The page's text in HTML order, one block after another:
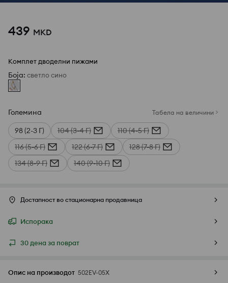
439 MKD
Комплет дводелни пижами
Боја: светло сино
Големина Табела на величини
98 (2-3 Г) 104 (3-4 Г)
110 (4-5 Г)
116 (5-6 Г)
122 (6-7 Г)
128 (7-8 Г)
134 (8-9 Г)
140 (9-10 Г)
Достапност во стационарна продавница
Испорака
30 дена за поврат
Опис на производот 502EV-05X